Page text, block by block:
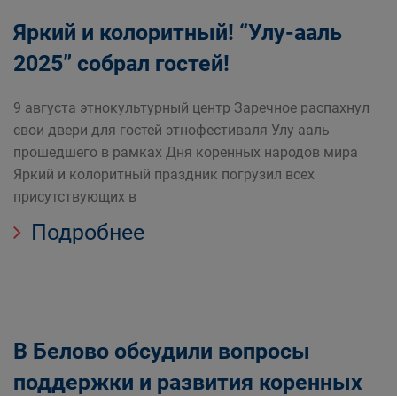
Яркий и колоритный! “Улу-ааль
2025” собрал гостей!
9 августа этнокультурный центр Заречное распахнул
свои двери для гостей этнофестиваля Улу ааль
прошедшего в рамках Дня коренных народов мира
Яркий и колоритный праздник погрузил всех
присутствующих в
Подробнее
В Белово обсудили вопросы
поддержки и развития коренных